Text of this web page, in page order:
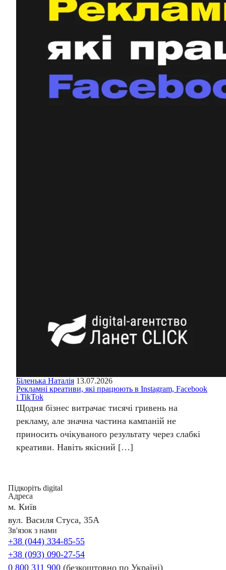
Біленька Наталія 13.07.2026
Рекламні креативи, які працюють в Instagram, Facebook
і TikTok
Щодня бізнес витрачає тисячі гривень на
рекламу, але значна частина кампаній не
приносить очікуваного результату через слабкі
креативи. Навіть якісний […]
Підкоріть digital
Адреса
м. Київ
вул. Василя Стуса, 35А
Зв'язок з нами
+38 (044) 334-85-55
+38 (093) 090-27-54
0 800 311 900 (безкоштовно по Україні)